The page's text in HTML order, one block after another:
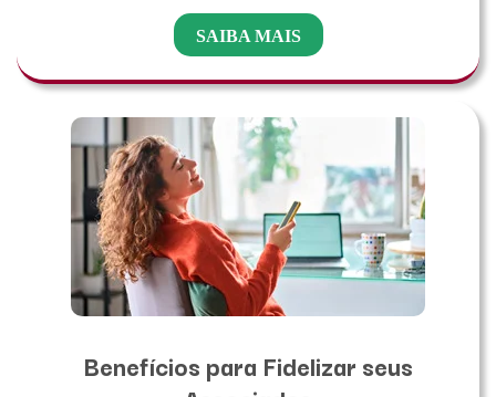
SAIBA MAIS
Benefícios para Fidelizar seus